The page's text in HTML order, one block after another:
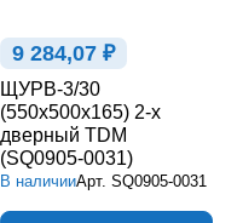
9 284,07 ₽
ЩУРВ-3/30
(550х500х165) 2-х
дверный TDM
(SQ0905-0031)
В наличииАрт. SQ0905-0031